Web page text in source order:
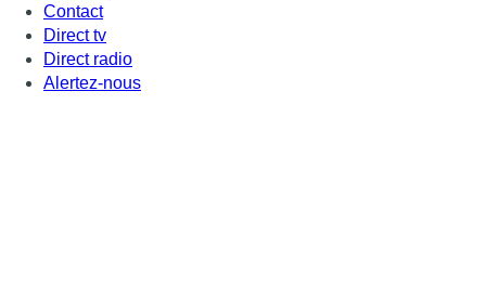
Contact
Direct tv
Direct radio
Alertez-nous